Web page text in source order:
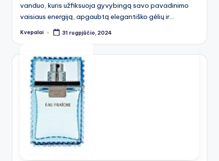
vanduo, kuris užfiksuoja gyvybingą savo pavadinimo
vaisiaus energiją, apgaubtą elegantiško gėlių ir…
Posted
Kvepalai 31 rugpjūčio, 2024